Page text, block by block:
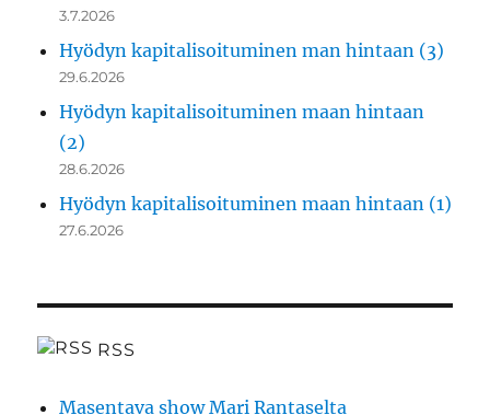
3.7.2026
Hyödyn kapitalisoituminen man hintaan (3)
29.6.2026
Hyödyn kapitalisoituminen maan hintaan
(2)
28.6.2026
Hyödyn kapitalisoituminen maan hintaan (1)
27.6.2026
RSS
Masentava show Mari Rantaselta